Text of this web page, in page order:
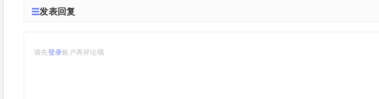
发表回复
请先登录账户再评论哦